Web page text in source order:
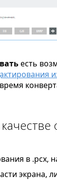
есть
в .pcx,
экрана,